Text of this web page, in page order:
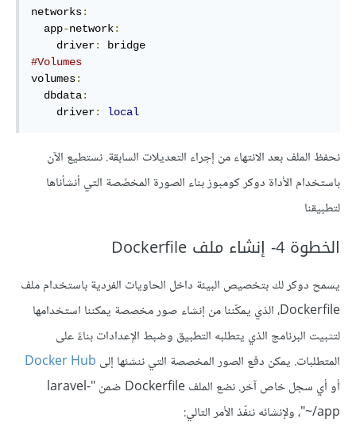
networks:
  app
-network:
    driver
:
#Volumes
volumes:
  dbdata
:
    driver
: local
نحفظ الملف بعد الانتهاء من إجراء التعديلات السابقة. نستطيع الآن
باستخدام الأداة دوكر كومبوز بناء الصورة المخصًصة التي أنشأناها
لتطبيقنا
الخطوة 4- إنشاء ملف Dockerfile
يسمح دوكر لك بتخصيص البيئة داخل الحاويات الفردية باستخدام ملف
Dockerfile، الذي يمكّننا من إنشاء صور مخصصة يمكننا استخدامها
لتثبيت البرنامج الذي يتطلبه التطبيق وضبط الإعدادات بناءً على
المتطلبات. يمكن دفع الصور المخصصة التي ننشئها إلى Docker Hub
أو أي سجل خاص آخر. نضع الملف Dockerfile ضمن "laravel-
app/~"، ولإنشائه ننفّذ الأمر التالي: